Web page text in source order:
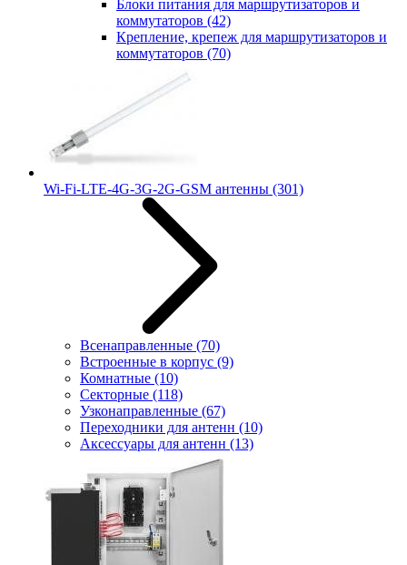
Блоки питания для маршрутизаторов и
коммутаторов (42)
Крепление, крепеж для маршрутизаторов и
коммутаторов (70)
Wi-Fi-LTE-4G-3G-2G-GSM антенны (301)
Всенаправленные (70)
Встроенные в корпус (9)
Комнатные (10)
Секторные (118)
Узконаправленные (67)
Переходники для антенн (10)
Аксессуары для антенн (13)